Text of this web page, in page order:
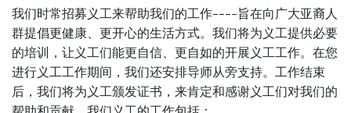
我们时常招募义工来帮助我们的工作----旨在向广大亚裔人
群提倡更健康、更开心的生活方式。我们将为义工提供必要
的培训，让义工们能更自信、更自如的开展义工工作。在您
进行义工工作期间，我们还安排导师从旁支持。工作结束
后，我们将为义工颁发证书，来肯定和感谢义工们对我们的